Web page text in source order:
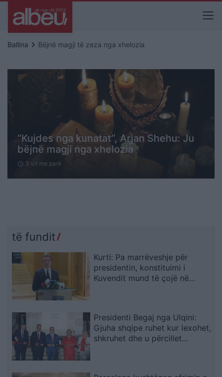
Ballina keyboard_arrow_right Bëjnë magji të zeza nga xhelozia
“Kujdes nga kunatat”, Arjan Shehu: Ju
bëjnë magji nga xhelozia
schedule 3 vit me parë
të fundit
Kurti: Pa marrëveshje për
presidentin, konstituimi i
Kuvendit mund të çojë në
Presidenti Begaj nga Ulqini:
Gjuha shqipe ruhet kur lexohet,
shkruhet dhe u përcillet